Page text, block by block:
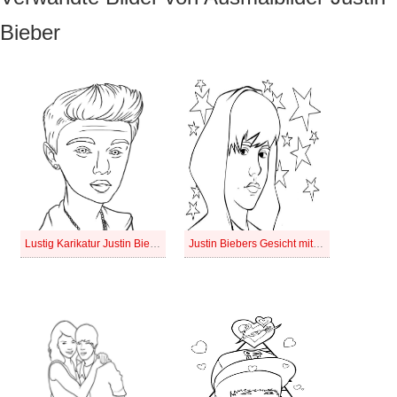
Bieber
Lustig Karikatur Justin Bieber Justin Biebers Gesicht mit Stern